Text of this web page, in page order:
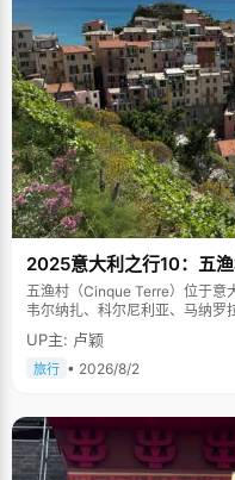
2025意大利之行10：五
五渔村（Cinque Terre）位于意
韦尔纳扎、科尔尼利亚、马纳罗
山傍海，房屋色彩斑斓，1997年
UP主: 卢颖
旅行 • 2026/8/2